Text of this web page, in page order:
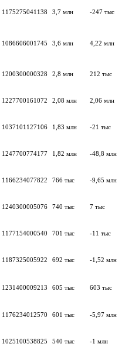
1175275041138 3,7 млн -247 тыс
1086606001745 3,6 млн 4,22 млн
1200300000328 2,8 млн 212 тыс
1227700161072 2,08 млн 2,06 млн
1037101127106 1,83 млн -21 тыс
1247700774177 1,82 млн -48,8 млн
1166234077822 766 тыс -9,65 млн
1240300005076 740 тыс 7 тыс
1177154000540 701 тыс -11 тыс
1187325005922 692 тыс -1,52 млн
1231400009213 605 тыс 603 тыс
1176234012570 601 тыс -5,97 млн
1025100538825 540 тыс -1 млн